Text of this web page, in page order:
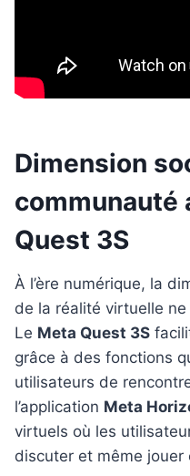
Dimension
communauté
Quest 3S
À l’ère numérique, la
de la réalité virtuelle
Le Meta Quest 3S
grâce à des fonctions
utilisateurs de
l’application Meta
virtuels où les
discuter et même jouer